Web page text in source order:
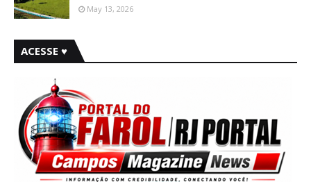
May 13, 2026
ACESSE ♥